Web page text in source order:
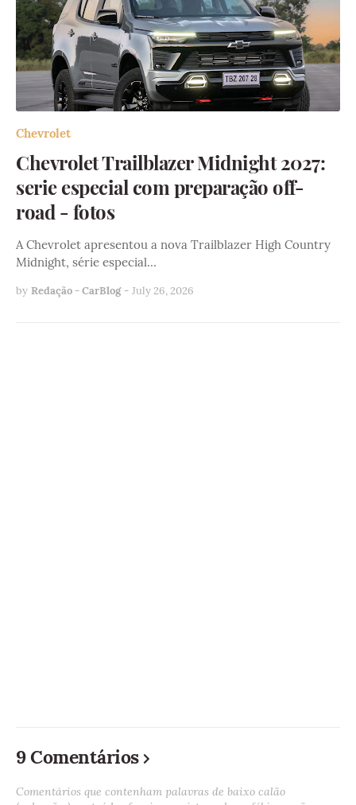
Chevrolet
Chevrolet Trailblazer Midnight 2027:
serie especial com preparação off-
road - fotos
A Chevrolet apresentou a nova Trailblazer High Country
Midnight, série especial…
by Redação - CarBlog - July 26, 2026
9 Comentários
Comentários que contenham palavras de baixo calão